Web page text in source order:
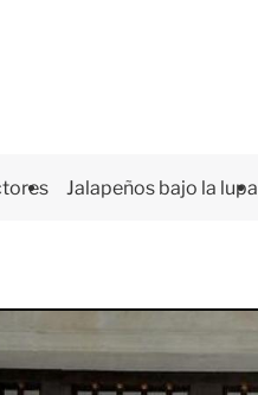
Jalapeños bajo la lupa